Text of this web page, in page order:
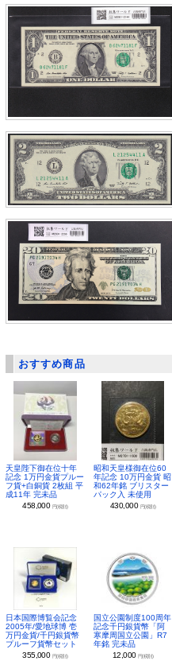
おすすめ商品
天皇陛下御在位十年
記念 1万円金貨プルー
フ貨+白銅貨 2枚組 平
成11年 完未品
458,000 円(税別)
昭和天皇様御在位60
年記念 10万円金貨 昭
和62年銘 ブリスター
パック入 未使用
430,000 円(税別)
日本国際博覧会記念
2005年/愛地球博 壱
万円金貨/千円銀貨幣
プルーフ貨幣セット
355,000 円(税別)
国立公園制度100周年
記念千円銀貨幣「阿
寒摩周国立公園」R7
年銘 完未品
12,000 円(税別)